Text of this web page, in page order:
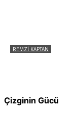
REMZI KAPTAN
Çizginin Gücü